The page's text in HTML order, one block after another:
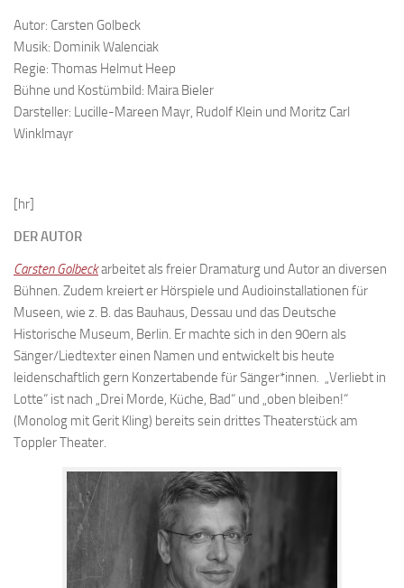
Autor: Carsten Golbeck
Musik: Dominik Walenciak
Regie: Thomas Helmut Heep
Bühne und Kostümbild: Maira Bieler
Darsteller: Lucille-Mareen Mayr, Rudolf Klein und Moritz Carl
Winklmayr
[hr]
DER AUTOR
Carsten Golbeckarbeitet als freier Dramaturg und Autor an diversen
Bühnen. Zudem kreiert er Hörspiele und Audioinstallationen für
Museen, wie z. B. das Bauhaus, Dessau und das Deutsche
Historische Museum, Berlin. Er machte sich in den 90ern als
Sänger/Liedtexter einen Namen und entwickelt bis heute
leidenschaftlich gern Konzertabende für Sänger*innen. „Verliebt in
Lotte“ ist nach „Drei Morde, Küche, Bad“ und „oben bleiben!“
(Monolog mit Gerit Kling) bereits sein drittes Theaterstück am
Toppler Theater.